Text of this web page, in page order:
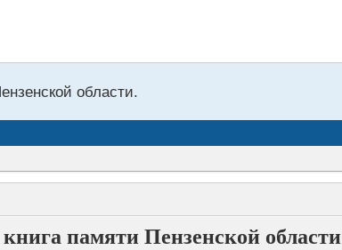
области.
памяти Пензенской области